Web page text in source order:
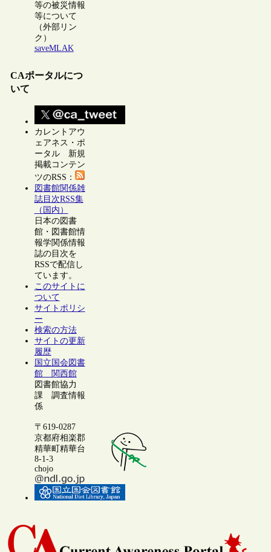
等の被災情報
等について
（外部リン
ク）
saveMLAK
CAポータルにつ
いて
カレントアウ
ェアネス・ポ
ータル 新規
掲載コンテン
ツのRSS：
図書館関係雑
誌目次RSS集
（国内）
日本の図書
館・図書館情
報学関係情報
誌の目次を
RSSで配信し
ています。
このサイトに
ついて
サイトポリシ
ー
検索の方法
サイトの更新
履歴
国立国会図書
館 関西館
図書館協力
課 調査情報
係
〒619-0287
京都府相楽郡
精華町精華台
8-1-3
chojo